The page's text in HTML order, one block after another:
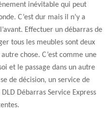
inévitable qui peut
C’est dur mais il n’y a
Effectuer un débarras de
tous les meubles sont deux
chose. C’est comme une
et le passage dans un autre
de décision, un service de
Débarras Service Express